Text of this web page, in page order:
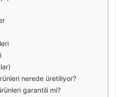
nerede üretiliyor?
garantili mi?